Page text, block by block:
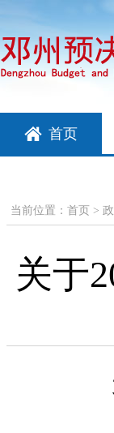
首页
当前位置： 首页 >
关于